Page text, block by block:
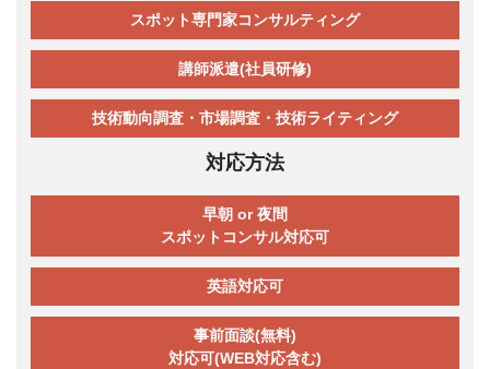
スポット専門家コンサルティング
講師派遣(社員研修)
技術動向調査・市場調査・技術ライティング
対応方法
早朝 or 夜間
スポットコンサル対応可
英語対応可
事前面談(無料)
対応可(WEB対応含む)